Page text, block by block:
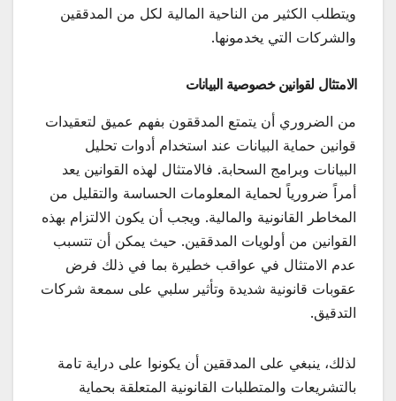
ويتطلب الكثير من الناحية المالية لكل من المدققين
والشركات التي يخدمونها.
الامتثال لقوانين خصوصية البيانات
من الضروري أن يتمتع المدققون بفهم عميق لتعقيدات
قوانين حماية البيانات عند استخدام أدوات تحليل
البيانات وبرامج السحابة. فالامتثال لهذه القوانين يعد
أمراً ضرورياً لحماية المعلومات الحساسة والتقليل من
المخاطر القانونية والمالية. ويجب أن يكون الالتزام بهذه
القوانين من أولويات المدققين. حيث يمكن أن تتسبب
عدم الامتثال في عواقب خطيرة بما في ذلك فرض
عقوبات قانونية شديدة وتأثير سلبي على سمعة شركات
التدقيق.
لذلك، ينبغي على المدققين أن يكونوا على دراية تامة
بالتشريعات والمتطلبات القانونية المتعلقة بحماية